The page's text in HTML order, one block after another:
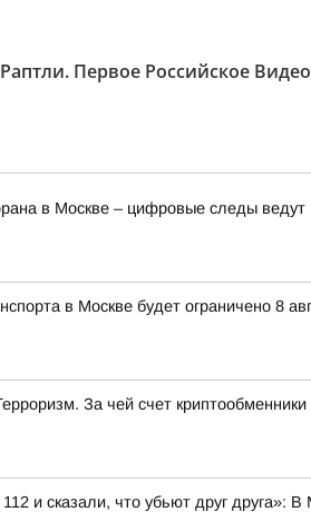
Первое Российское
в Москве – цифровые следы ведут
в Москве будет ограничено 8
За чей счет
и сказали, что убьют друг друга»: